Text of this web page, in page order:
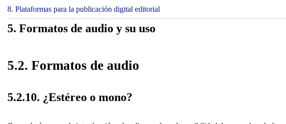
8. Plataformas para la publicación digital editorial
5. Formatos de audio y su uso
5.2. Formatos de audio
5.2.10. ¿Estéreo o mono?